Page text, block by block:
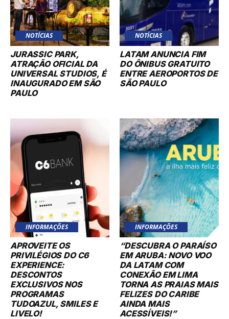
NOTÍCIAS
JURASSIC PARK,
ATRAÇÃO OFICIAL DA
UNIVERSAL STUDIOS, É
INAUGURADO EM SÃO
PAULO
NOTÍCIAS
LATAM ANUNCIA FIM
DO ÔNIBUS GRATUITO
ENTRE AEROPORTOS DE
SÃO PAULO
INFORMAÇÕES
APROVEITE OS
PRIVILÉGIOS DO C6
EXPERIENCE:
DESCONTOS
EXCLUSIVOS NOS
PROGRAMAS
TUDOAZUL, SMILES E
LIVELO!
INFORMAÇÕES
“DESCUBRA O PARAÍSO
EM ARUBA: NOVO VOO
DA LATAM COM
CONEXÃO EM LIMA
TORNA AS PRAIAS MAIS
FELIZES DO CARIBE
AINDA MAIS
ACESSÍVEIS!”